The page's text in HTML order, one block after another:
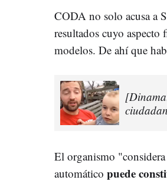
CODA no solo acusa a
resultados cuyo aspecto
modelos. De ahí que
El organismo
automático puede